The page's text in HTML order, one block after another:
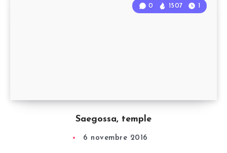
Saegossa, temple
0 1507 1
6 novembre 2016